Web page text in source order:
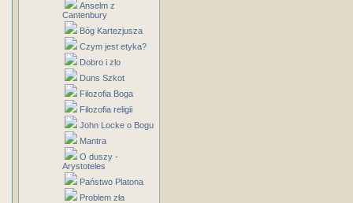
Anselm z
Cantenbury
Bóg Kartezjusza
Czym jest etyka?
Dobro i zlo
Duns Szkot
Filozofia Boga
Filozofia religii
John Locke o Bogu
Mantra
O duszy -
Arystoteles
Państwo Platona
Problem zła